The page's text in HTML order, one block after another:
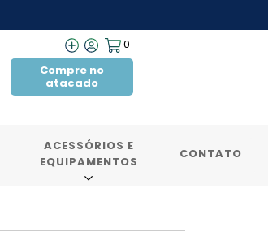
0
Compre no
atacado
ACESSÓRIOS E
EQUIPAMENTOS
CONTATO